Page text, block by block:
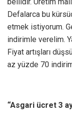
Defalarca bu
etmek istiyorum.
indirimle verelim.
Fiyat artışları
az yüzde 70
“Asgari ücret 3